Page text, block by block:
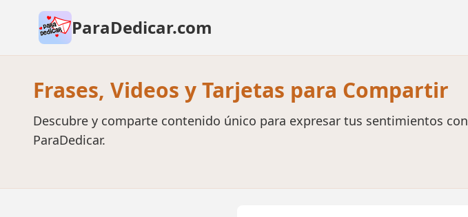
ParaDedicar.com
Frases, Videos y Tarjetas para Compartir
Descubre y comparte contenido único para expresar tus sentimientos con
ParaDedicar.